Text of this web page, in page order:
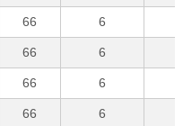
66 6
66 6
66 6
66 6